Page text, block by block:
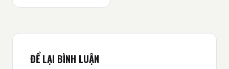
KARATE QUỐC GIA
ĐỂ LẠI BÌNH LUẬN